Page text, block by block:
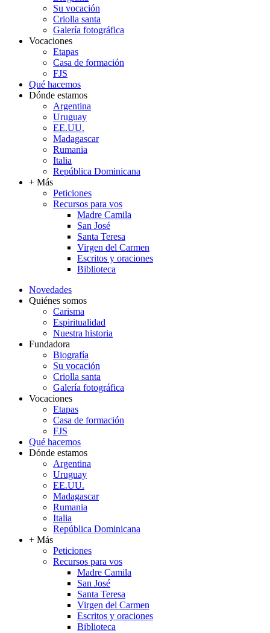
Su vocación
Criolla santa
Galería fotográfica
Vocaciones
Etapas
Casa de formación
FJS
Qué hacemos
Dónde estamos
Argentina
Uruguay
EE.UU.
Madagascar
Rumania
Italia
República Dominicana
+ Más
Peticiones
Recursos para vos
Madre Camila
San José
Santa Teresa
Virgen del Carmen
Escritos y oraciones
Biblioteca
Novedades
Quiénes somos
Carisma
Espiritualidad
Nuestra historia
Fundadora
Biografía
Su vocación
Criolla santa
Galería fotográfica
Vocaciones
Etapas
Casa de formación
FJS
Qué hacemos
Dónde estamos
Argentina
Uruguay
EE.UU.
Madagascar
Rumania
Italia
República Dominicana
+ Más
Peticiones
Recursos para vos
Madre Camila
San José
Santa Teresa
Virgen del Carmen
Escritos y oraciones
Biblioteca